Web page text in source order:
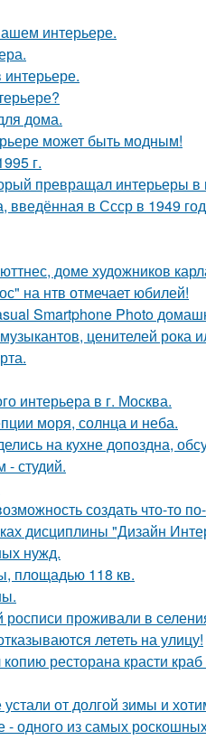
интерьере.
дома.
может быть модным!
г.
превращал интерьеры
в Ссср в 1949
доме художников
на нтв отмечает юбилей!
Smartphone Photo
ценителей рока
интерьера в г. Москва.
моря, солнца и неба.
на кухне допоздна,
- студий.
создать что-то
дисциплины "Дизайн
нужд.
площадью 118 кв.
проживали в
лететь на улицу!
ресторана красти
от долгой зимы и
одного из самых